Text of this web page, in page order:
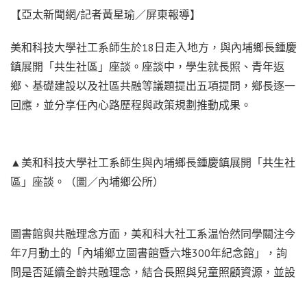
【亞太新聞網/記者黃星瑜／屏東報導】
美和科技大學社工系師生於18日走入地方，與內埔鄉長鍾慶
鎮展開「共生社區」座談。座談中，學生就長照、青年返
鄉、基礎建設以及社區共融等議題提出五項提問，鄉長逐一
回應，並分享任內心路歷程與政策規劃推動成果。
▲美和科技大學社工系師生與內埔鄉長鍾慶鎮展開「共生社
區」座談。（圖／內埔鄉公所）
圖書館與共融理念方面，美和科大社工系温怡然同學關注今
年7月動土的「內埔鄉立圖書館暨六堆300年紀念館」，詢
問是否延續全齡共融理念，結合長照與兒童照顧資源，並設